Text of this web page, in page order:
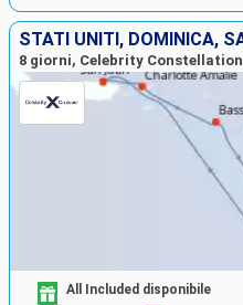
8 giorni, Celebrity Constellation
All Included disponibile